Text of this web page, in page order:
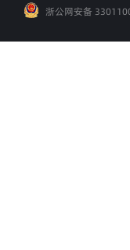
浙公网安备